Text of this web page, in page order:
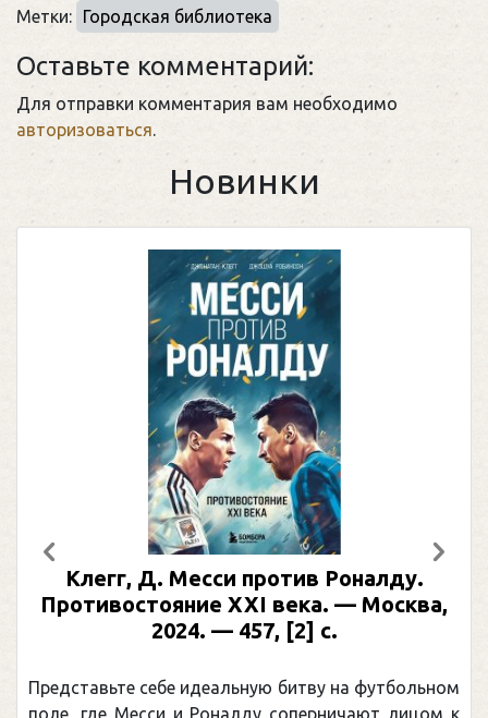
Метки: Городская библиотека
Оставьте комментарий:
Для отправки комментария вам необходимо
авторизоваться.
Новинки
Клегг, Д. Месси против Роналду.
Противостояние XXI века. — Москва,
2024. — 457, [2] с.
Представьте себе идеальную битву на футбольном
поле, где Месси и Роналду соперничают лицом к
Предыдущий